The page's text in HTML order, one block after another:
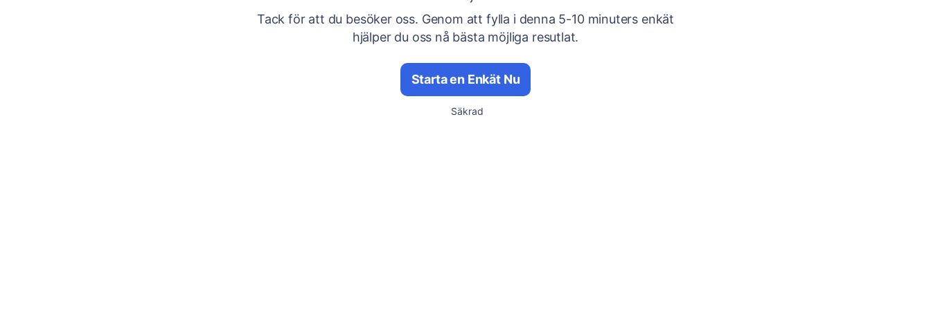
Tack för att du besöker oss. Genom att fylla i denna 5-10 minuters enkät
hjälper du oss nå bästa möjliga resutlat.
Starta en Enkät Nu
Säkrad